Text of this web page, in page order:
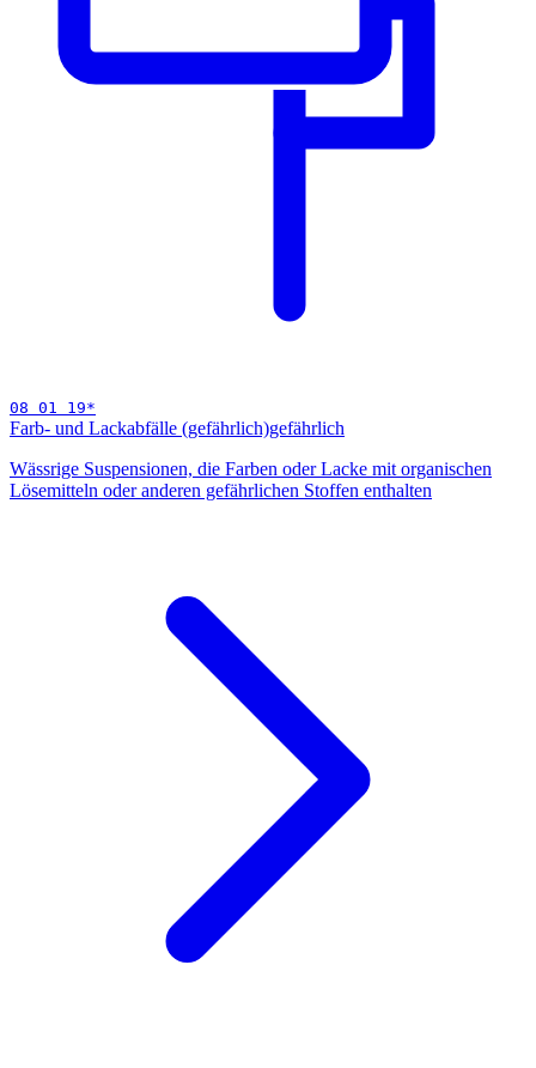
08 01 19*
Farb- und Lackabfälle (gefährlich)gefährlich
Wässrige Suspensionen, die Farben oder Lacke mit organischen
Lösemitteln oder anderen gefährlichen Stoffen enthalten